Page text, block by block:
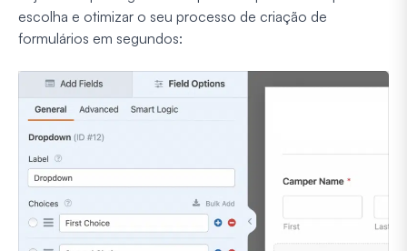
escolha e otimizar o seu processo de criação de
formulários em segundos: